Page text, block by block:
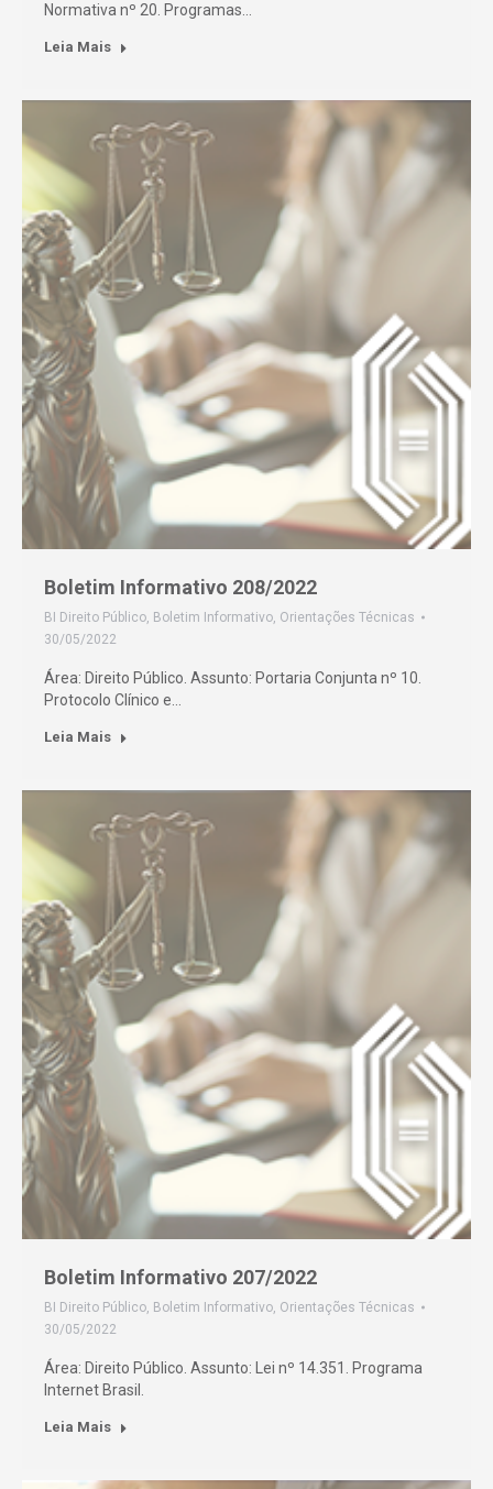
Normativa nº 20. Programas…
Leia Mais
Boletim Informativo 208/2022
BI Direito Público, Boletim Informativo, Orientações Técnicas
30/05/2022
Área: Direito Público. Assunto: Portaria Conjunta nº 10.
Protocolo Clínico e…
Leia Mais
Boletim Informativo 207/2022
BI Direito Público, Boletim Informativo, Orientações Técnicas
30/05/2022
Área: Direito Público. Assunto: Lei nº 14.351. Programa
Internet Brasil.
Leia Mais